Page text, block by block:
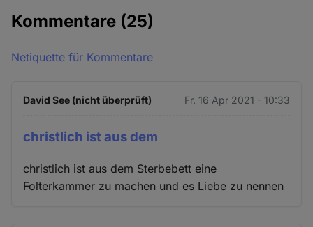
Kommentare (25)
Netiquette für Kommentare
David See (nicht überprüft) Fr. 16 Apr 2021 - 10:33
christlich ist aus dem
christlich ist aus dem Sterbebett eine
Folterkammer zu machen und es Liebe zu nennen